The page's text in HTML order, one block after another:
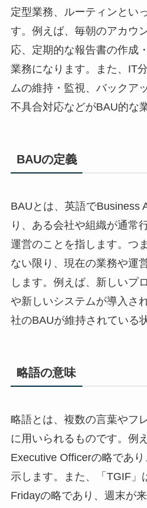
定型業務、ルーティンとい
す。例えば、毎朝のアカウ
応、定期的な報告書の作成
業務になります。また、IT
ムの維持・監視、バックア
不具合対応などがBAU的な
BAUの定義
BAUとは、英語でBusiness
り、ある会社や組織が通常
運営のことを指します。つ
ない限り、現在の業務や運
します。例えば、新しいプ
や新しいシステムが導入さ
社のBAUが維持されている
略語の意味
略語とは、複数の言葉やフ
に用いられるものです。例
Executive Officerの略であ
示します。また、「TGIF」
Fridayの略であり、週末が